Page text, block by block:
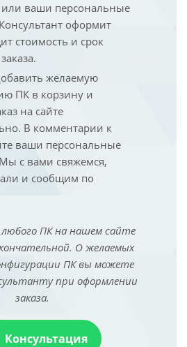
ваши персональные
оформит
стоимость и срок
желаемую
ПК в корзину и
на сайте
В комментарии к
ваши персональные
с вами свяжемся,
и сообщим по
ПК на нашем сайте
О желаемых
ПК вы можете
при оформлении
заказа.
Консультация